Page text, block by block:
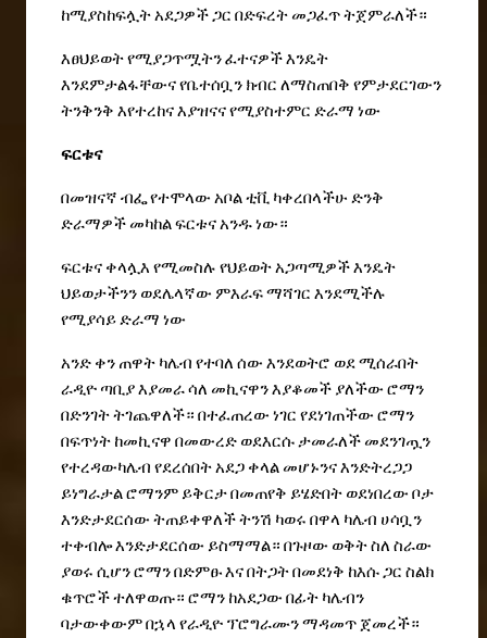
ከሚያስከፍሏትአደጋዎችጋር በድፍረት መጋፈጥትጀምራለች።
እፀህይወትየሚያጋጥሟትንፈተናዎችእንዴት
እንደምታልፋቸውናየቤተሰቧን ክብር ለማስጠበቅ የምታደርገውን
ትንቅንቅ እየተረከናእያዝናናየሚያስተምር ድራማ ነው
ፍርቱና
በመዝናኛ ብፌየተሞላው አቦልቲቪ ካቀረበላችሁ ድንቅ
ድራማዎች መካከልፍርቱናአንዱነው።
ፍርቱና ቀላሏእ የሚመስሉ የህይወትአጋጣሚዎችእንዴት
ህይወታችንን ወደሌላኛው ምእራፍማሻገር እንደሚችሉ
የሚያሳይድራማ ነው
አንድ ቀን ጠዋት ካሌብ የተባለ ሰው እንደወትሮ ወደሚሰራበት
ራዲዮ ጣቢያእያመራሳለ መኪናዋንእያቆመች ያለችው ሮማን
በድንገትትገጨዋለች። በተፈጠረው ነገር የደነገጠችው ሮማን
በፍጥነት ከመኪናዋ በመውረድ ወደእርሱታመራለች መደንገጧን
የተረዳውካሌብ የደረሰበትአደጋ ቀላል መሆኑንናእንድትረጋጋ
ይነግራታልሮማንም ይቅርታበመጠየቅ ይሄድበት ወደነበረው ቦታ
እንድታደርሰው ትጠይቀዋለችትንሽ ካወሩ በዋላ ካሌብ ሀሳቧን
ተቀብሎእንድታደርሰው ይስማማል። በጉዞው ወቅትስለ ስራው
ያወሩ ሲሆንሮማንበድምፁእናበትጋትበመደነቅ ከእሱጋር ስልክ
ቁጥሮችተለዋወጡ። ሮማን ከአደጋው በፊት ካሌብን
ባታውቀውምበኋላ የራዲዮ ፕሮግራሙንማዳመጥ ጀመረች።